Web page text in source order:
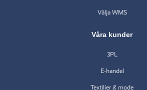
Välja WMS
Våra kunder
3PL
E-handel
Textilier & mode